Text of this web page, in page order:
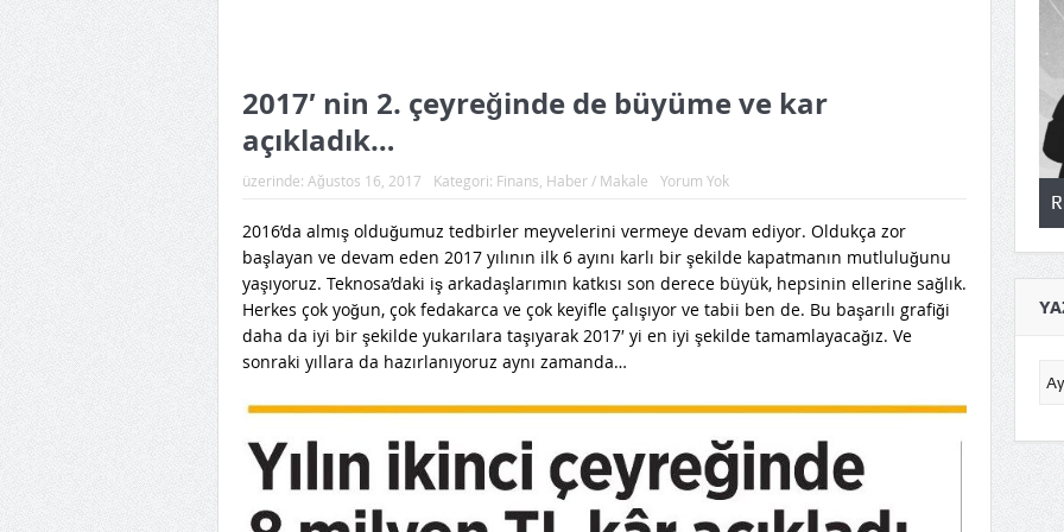
2017′ nin 2. çeyreğinde de büyüme ve kar
açıkladık…
üzerinde: Ağustos 16, 2017 Kategori: Finans Haber / Makale Yorum Yok
2016’da almış olduğumuz tedbirler meyvelerini vermeye devam ediyor. Oldukça zor
başlayan ve devam eden 2017 yılının ilk 6 ayını karlı bir şekilde kapatmanın mutluluğunu
yaşıyoruz. Teknosa’daki iş arkadaşlarımın katkısı son derece büyük, hepsinin ellerine sağlık.
Herkes çok yoğun, çok fedakarca ve çok keyifle çalışıyor ve tabii ben de. Bu başarılı grafiği
daha da iyi bir şekilde yukarılara taşıyarak 2017′ yi en iyi şekilde tamamlayacağız. Ve
sonraki yıllara da hazırlanıyoruz aynı zamanda…